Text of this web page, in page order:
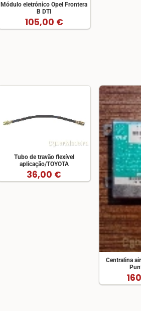
Módulo eletrónico Opel Frontera
B DTI
105,00 €
Tubo de travão flexível
aplicação/TOYOTA
36,00 €
Centralina